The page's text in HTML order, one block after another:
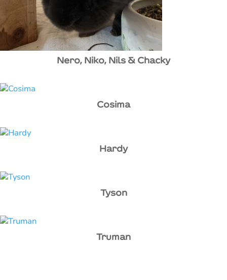
Nero, Niko, Nils & Chacky
Cosima
Hardy
Tyson
Truman